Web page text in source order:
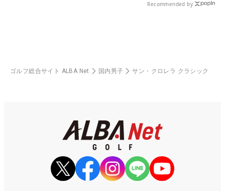
Recommended by
ゴルフ総合サイト ALBA Net 国内男子 サン・クロレラ クラシック